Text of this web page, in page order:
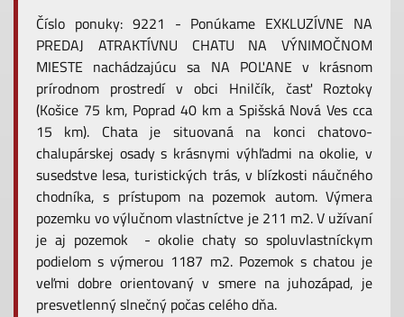
Číslo ponuky: 9221 - Ponúkame EXKLUZÍVNE NA
PREDAJ ATRAKTÍVNU CHATU NA VÝNIMOČNOM
MIESTE nachádzajúcu sa NA POĽANE v krásnom
prírodnom prostredí v obci Hnilčík, časť Roztoky
(Košice 75 km, Poprad 40 km a Spišská Nová Ves cca
15 km). Chata je situovaná na konci chatovo-
chalupárskej osady s krásnymi výhľadmi na okolie, v
susedstve lesa, turistických trás, v blízkosti náučného
chodníka, s prístupom na pozemok autom. Výmera
pozemku vo výlučnom vlastníctve je 211 m2. V užívaní
je aj pozemok - okolie chaty so spoluvlastníckym
podielom s výmerou 1187 m2. Pozemok s chatou je
veľmi dobre orientovaný v smere na juhozápad, je
presvetlenný slnečný počas celého dňa.